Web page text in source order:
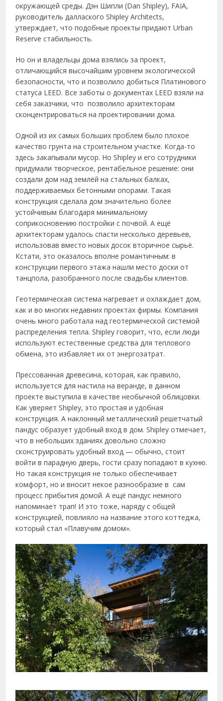
окружающей среды. Дэн Шипли (Dan Shipley), FAIA,
руководитель даллаского Shipley Architects,
утверждает, что подобные проекты придают Urban
Reserve стабильность.
Но он и владельцы дома взялись за проект,
отличающийся высочайшим уровнем экологической
безопасности, что и позволило добиться Платинового
статуса LEED. Все заботы о документах LEED взяли на
себя заказчики, что позволило архитекторам
сконцентрироваться на проектировании дома.
Одной из их самых больших проблем было плохое
качество грунта на строительном участке. Когда-то
здесь закапывали мусор. Но Shipley и его сотрудники
придумали творческое, рентабельное решение: они
создали дом над землёй на стальных балках,
поддерживаемых бетонными опорами. Такая
конструкция сделала дом значительно более
устойчивым благодаря минимальному
соприкосновению постройки с почвой. А ещё
архитекторам удалось спасти несколько деревьев,
использовав вместо новых досок вторичное сырьё.
Кстати, это оказалось вполне романтичным: в
конструкции первого этажа нашли место доски от
танцпола, разобранного после свадьбы клиентов.
Геотермическая система нагревает и охлаждает дом,
как и во многих недавних проектах фирмы. Компания
очень много работала над геотермической системой
распределения тепла. Shipley говорит, что, если люди
используют естественные средства для теплового
обмена, это избавляет их от энергозатрат.
Прессованная древесина, которая, как правило,
используется для настила на веранде, в данном
проекте выступила в качестве необычной облицовки.
Как уверяет Shipley, это простая и удобная
конструкция. А наклонный металлический решетчатый
пандус образует удобный вход в дом. Shipley отмечает,
что в небольших зданиях довольно сложно
сконструировать удобный вход — обычно, стоит
войти в парадную дверь, гости сразу попадают в кухню.
Но такая конструкция не только обеспечивает
комфорт, но и вносит некое разнообразие в сам
процесс прибытия домой. А ещё пандус немного
напоминает трап! И это тоже, наряду с общей
конструкцией, повлияло на название этого коттеджа,
который стал «Плавучим домом».